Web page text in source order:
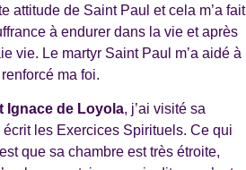
attitude de Saint Paul et cela m’a fait
à endurer dans la vie et après
vie. Le martyr Saint Paul m’a aidé à
ma foi.
Ignace de Loyola, j’ai visité sa
écrit les Exercices Spirituels. Ce qui
que sa chambre est très étroite,